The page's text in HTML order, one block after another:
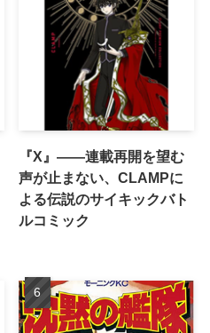
『X』——連載再開を望む
声が止まない、CLAMPに
よる伝説のサイキックバト
ルコミック